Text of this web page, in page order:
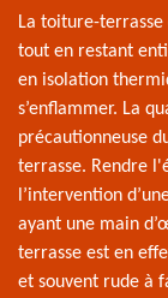
La toiture-
tout en restant
en isolation
s’enflammer. La
précautionneuse
terrasse. Rendre
l’intervention
ayant une main
terrasse est en
et souvent rude à